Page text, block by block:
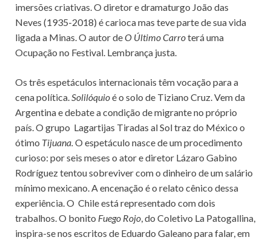
imersões criativas. O diretor e dramaturgo João das
Neves (1935-2018) é carioca mas teve parte de sua vida
ligada a Minas. O autor deO Último Carroterá uma
Ocupação no Festival. Lembrança justa.
Os três espetáculos internacionais têm vocação para a
cena política.Solilóquioé o solo de Tiziano Cruz. Vem da
Argentina e debate a condição de migrante no próprio
país. O grupo Lagartijas Tiradas al Sol traz do México o
ótimo Tijuana.O espetáculo nasce de um procedimento
curioso: por seis meses o ator e diretor Lázaro Gabino
Rodríguez tentou sobreviver com o dinheiro de um salário
mínimo mexicano. A encenação é o relato cênico dessa
experiência. O Chile está representado com dois
trabalhos. O bonito Fuego Rojo, do Coletivo La Patogallina,
inspira-se nos escritos de Eduardo Galeano para falar, em